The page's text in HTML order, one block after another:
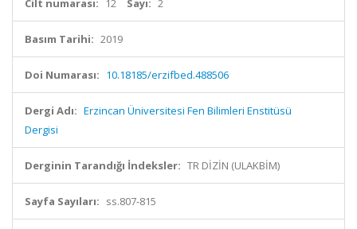
Cilt numarası: 12 Sayı: 2
Basım Tarihi: 2019
Doi Numarası: 10.18185/erzifbed.488506
Dergi Adı: Erzincan Üniversitesi Fen Bilimleri Enstitüsü
Dergisi
Derginin Tarandığı İndeksler: TR DİZİN (ULAKBİM)
Sayfa Sayıları: ss.807-815